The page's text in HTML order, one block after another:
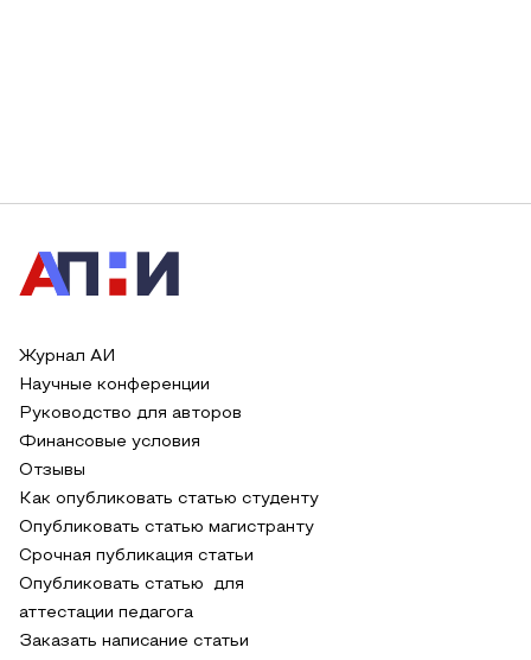
Журнал АИ
Научные конференции
Руководство для авторов
Финансовые условия
Отзывы
Как опубликовать статью студенту
Опубликовать статью магистранту
Срочная публикация статьи
Опубликовать статью для
аттестации педагога
Заказать написание статьи